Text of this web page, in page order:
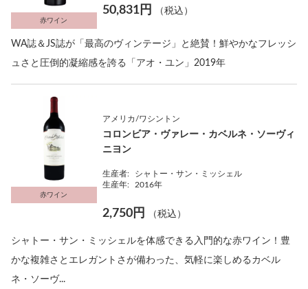
赤ワイン
50,831円 （税込）
WA誌＆JS誌が「最高のヴィンテージ」と絶賛！鮮やかなフレッシ
ュさと圧倒的凝縮感を誇る「アオ・ユン」2019年
赤ワイン
アメリカ/ワシントン
コロンビア・ヴァレー・カベルネ・ソーヴィ
ニヨン
生産者:
シャトー・サン・ミッシェル
生産年:
2016年
2,750円 （税込）
シャトー・サン・ミッシェルを体感できる入門的な赤ワイン！豊
かな複雑さとエレガントさが備わった、気軽に楽しめるカベル
ネ・ソーヴ...